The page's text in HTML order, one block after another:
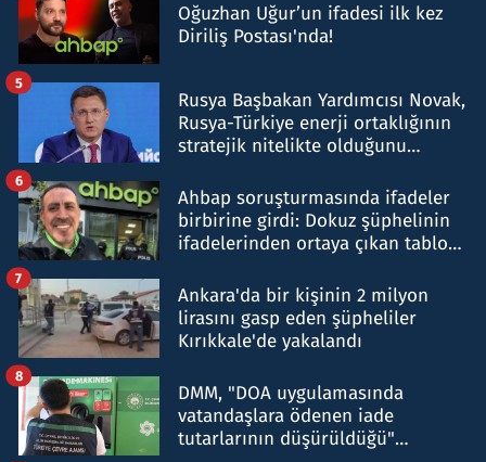
Oğuzhan Uğur’un ifadesi ilk kez
Diriliş Postası'nda!
Rusya Başbakan Yardımcısı Novak,
Rusya-Türkiye enerji ortaklığının
stratejik nitelikte olduğunu
5
Ahbap soruşturmasında ifadeler
birbirine girdi: Dokuz şüphelinin
ifadelerinden ortaya çıkan tablo
6
Ankara'da bir kişinin 2 milyon
lirasını gasp eden şüpheliler
Kırıkkale'de yakalandı
7
DMM, "DOA uygulamasında
vatandaşlara ödenen iade
tutarlarının düşürüldüğü"
8